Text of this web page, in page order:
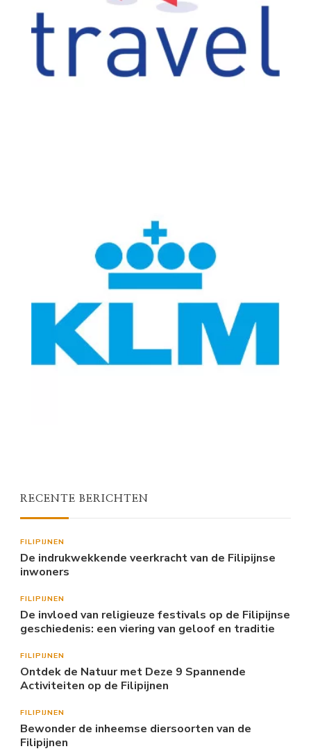
RECENTE BERICHTEN
FILIPIJNEN
De indrukwekkende veerkracht van de Filipijnse
inwoners
FILIPIJNEN
De invloed van religieuze festivals op de Filipijnse
geschiedenis: een viering van geloof en traditie
FILIPIJNEN
Ontdek de Natuur met Deze 9 Spannende
Activiteiten op de Filipijnen
FILIPIJNEN
Bewonder de inheemse diersoorten van de
Filipijnen